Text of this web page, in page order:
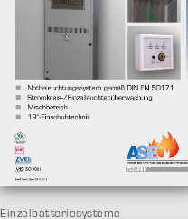
Einzelbatteriesysteme